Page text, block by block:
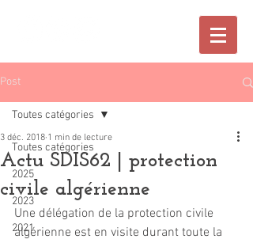
Post
Toutes catégories
2025
2023
2021
Toutes catégories
Actu SDIS62 | protection
civile algérienne
3 déc. 2018 1 min de lecture
Une délégation de la protection civile
algérienne est en visite durant toute la